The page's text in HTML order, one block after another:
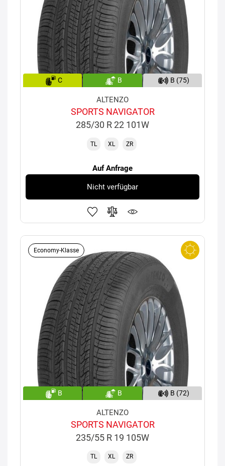
C B B (75)
ALTENZO
SPORTS NAVIGATOR
285/30 R 22 101W
TL XL ZR
Auf Anfrage
Nicht verfügbar
Economy-Klasse
B B B (72)
ALTENZO
SPORTS NAVIGATOR
235/55 R 19 105W
TL XL ZR